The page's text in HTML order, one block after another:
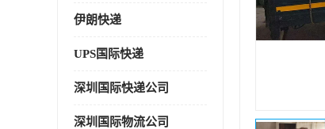
伊朗快递
UPS国际快递
深圳国际快递公司
深圳国际物流公司